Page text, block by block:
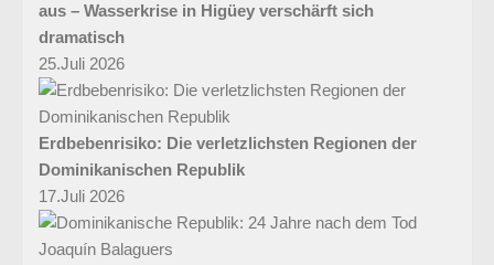
aus – Wasserkrise in Higüey verschärft sich
dramatisch
25.Juli 2026
Erdbebenrisiko: Die verletzlichsten Regionen der
Dominikanischen Republik
17.Juli 2026